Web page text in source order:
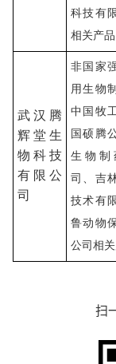
科技有
相关产品
武汉腾
辉堂生
物科技
有限公
司
非国家
用生物
中国牧
国硕腾
生物制
司、吉
技术有
鲁动物
公司相
扫